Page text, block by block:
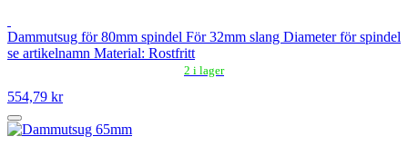
Dammutsug för 80mm spindel För 32mm slang Diameter för spindel
se artikelnamn Material: Rostfritt
2 i lager
554,79 kr